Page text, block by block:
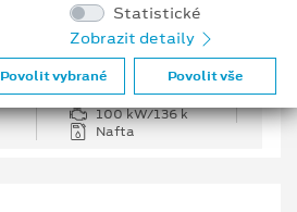
100 kW/136 k
Nafta
Statistické
Zobrazit detaily
Povolit vybrané Povolit vše